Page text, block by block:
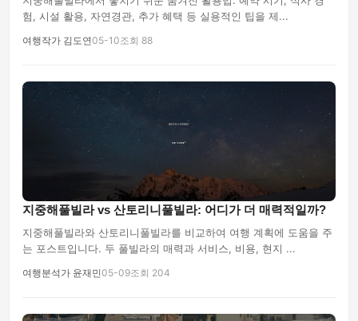
험, 시설 활용, 자연경관, 추가 혜택 등 실용적인 팁을 제...
여행작가 김도연05-10조회 88
지중해풀빌라 vs 산토리니풀빌라: 어디가 더 매력적일까?
지중해풀빌라와 산토리니풀빌라를 비교하여 여행 계획에 도움을 주
는 포스트입니다. 두 풀빌라의 매력과 서비스, 비용, 현지 ...
여행분석가 윤재민05-09조회 204